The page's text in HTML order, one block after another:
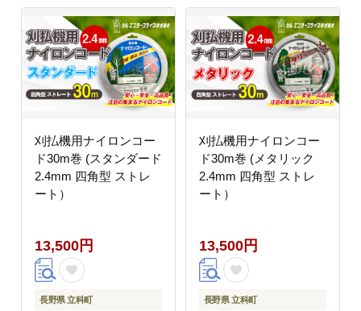
刈払機用ナイロンコー
ド30m巻 (スタンダード
2.4mm 四角型 ストレ
ート）
13,500円
長野県 立科町
刈払機用ナイロンコー
ド30m巻 (メタリック
2.4mm 四角型 ストレ
ート）
13,500円
長野県 立科町